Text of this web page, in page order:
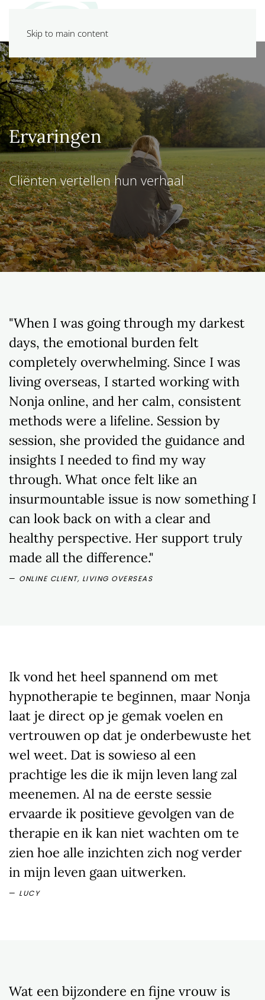
Skip to main content
Ervaringen
Cliënten vertellen hun verhaal
"When I was going through my darkest
days, the emotional burden felt
completely overwhelming. Since I was
living overseas, I started working with
Nonja online, and her calm, consistent
methods were a lifeline. Session by
session, she provided the guidance and
insights I needed to find my way
through. What once felt like an
insurmountable issue is now something I
can look back on with a clear and
healthy perspective. Her support truly
made all the difference."
ONLINE CLIENT, LIVING OVERSEAS
Ik vond het heel spannend om met
hypnotherapie te beginnen, maar Nonja
laat je direct op je gemak voelen en
vertrouwen op dat je onderbewuste het
wel weet. Dat is sowieso al een
prachtige les die ik mijn leven lang zal
meenemen. Al na de eerste sessie
ervaarde ik positieve gevolgen van de
therapie en ik kan niet wachten om te
zien hoe alle inzichten zich nog verder
in mijn leven gaan uitwerken.
LUCY
Wat een bijzondere en fijne vrouw is